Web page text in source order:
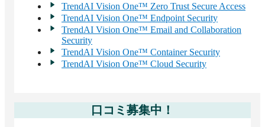
TrendAI Vision One™ Zero Trust Secure Access
TrendAI Vision One™ Endpoint Security
TrendAI Vision One™ Email and Collaboration
Security
TrendAI Vision One™ Container Security
TrendAI Vision One™ Cloud Security
口コミ募集中！